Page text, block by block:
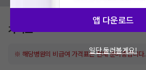
가격표
※ 해당병원의 비급여 가격표는 현재 준비중입니다.
앱 다운로드
일단 둘러볼게요!